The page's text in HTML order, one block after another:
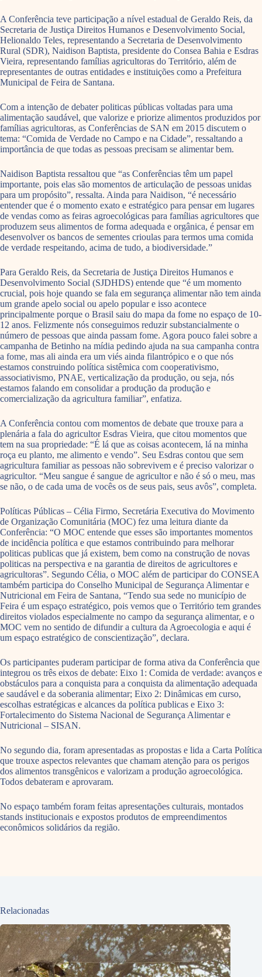
A Conferência teve participação a nível estadual de Geraldo Reis, da
Secretaria de Justiça Direitos Humanos e Desenvolvimento Social,
Helionaldo Teles, representando a Secretaria de Desenvolvimento
Rural (SDR), Naidison Baptista, presidente do Consea Bahia e Esdras
Vieira, representando famílias agricultoras do Território, além de
representantes de outras entidades e instituições como a Prefeitura
Municipal de Feira de Santana.
Com a intenção de debater politicas públicas voltadas para uma
alimentação saudável, que valorize e priorize alimentos produzidos por
famílias agricultoras, as Conferências de SAN em 2015 discutem o
tema: “Comida de Verdade no Campo e na Cidade”, ressaltando a
importância de que todas as pessoas precisam se alimentar bem.
Naidison Baptista ressaltou que “as Conferências têm um papel
importante, pois elas são momentos de articulação de pessoas unidas
para um propósito”, ressalta. Ainda para Naidison, “é necessário
entender que é o momento exato e estratégico para pensar em lugares
de vendas como as feiras agroecológicas para famílias agricultores que
produzem seus alimentos de forma adequada e orgânica, é pensar em
desenvolver os bancos de sementes crioulas para termos uma comida
de verdade respeitando, acima de tudo, a biodiversidade.”
Para Geraldo Reis, da Secretaria de Justiça Direitos Humanos e
Desenvolvimento Social (SJDHDS) entende que “é um momento
crucial, pois hoje quando se fala em segurança alimentar não tem ainda
um grande apelo social ou apelo popular e isso acontece
principalmente porque o Brasil saiu do mapa da fome no espaço de 10-
12 anos. Felizmente nós conseguimos reduzir substancialmente o
número de pessoas que ainda passam fome. Agora pouco falei sobre a
campanha de Betinho na mídia pedindo ajuda na sua campanha contra
a fome, mas ali ainda era um viés ainda filantrópico e o que nós
estamos construindo política sistêmica com cooperativismo,
associativismo, PNAE, verticalização da produção, ou seja, nós
estamos falando em consolidar a produção da produção e
comercialização da agricultura familiar”, enfatiza.
A Conferência contou com momentos de debate que trouxe para a
plenária a fala do agricultor Esdras Vieira, que citou momentos que
tem na sua propriedade: “É lá que as coisas acontecem, lá na minha
roça eu planto, me alimento e vendo”. Seu Esdras contou que sem
agricultura familiar as pessoas não sobrevivem e é preciso valorizar o
agricultor. “Meu sangue é sangue de agricultor e não é só o meu, mas
se não, o de cada uma de vocês os de seus pais, seus avôs”, completa.
Políticas Públicas – Célia Firmo, Secretária Executiva do Movimento
de Organização Comunitária (MOC) fez uma leitura diante da
Conferência: “O MOC entende que esses são importantes momentos
de incidência política e que estamos contribuindo para melhorar
politicas publicas que já existem, bem como na construção de novas
politicas na perspectiva e na garantia de direitos de agricultores e
agricultoras”. Segundo Célia, o MOC além de participar do CONSEA
também participa do Conselho Municipal de Segurança Alimentar e
Nutricional em Feira de Santana, “Tendo sua sede no município de
Feira é um espaço estratégico, pois vemos que o Território tem grandes
direitos violados especialmente no campo da segurança alimentar, e o
MOC vem no sentido de difundir a cultura da Agroecologia e aqui é
um espaço estratégico de conscientização”, declara.
Os participantes puderam participar de forma ativa da Conferência que
integrou os três eixos de debate: Eixo 1: Comida de verdade: avanços e
obstáculos para a conquista para a conquista da alimentação adequada
e saudável e da soberania alimentar; Eixo 2: Dinâmicas em curso,
escolhas estratégicas e alcances da política publicas e Eixo 3:
Fortalecimento do Sistema Nacional de Segurança Alimentar e
Nutricional – SISAN.
No segundo dia, foram apresentadas as propostas e lida a Carta Política
que trouxe aspectos relevantes que chamam atenção para os perigos
dos alimentos transgênicos e valorizam a produção agroecológica.
Todos debateram e aprovaram.
No espaço também foram feitas apresentações culturais, montados
stands institucionais e expostos produtos de empreendimentos
econômicos solidários da região.
Relacionadas